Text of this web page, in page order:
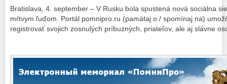
Bratislava, 4. september – V Rusku bola spustená nová sociálna
mŕtvym ľuďom. Portál pomnipro.ru (pamätaj o / spomínaj na)
registrovať svojich zosnulých príbuzných, priateľov, ale aj slávne